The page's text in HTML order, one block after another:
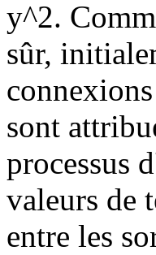
y^2.
sûr,
sont
processus
valeurs de
entre les